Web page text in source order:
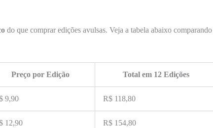
do que comprar edições avulsas. Veja a tabela abaixo comparando
Preço por Edição Total em 12 Edições
9,90 R$ 118,80
12,90 R$ 154,80